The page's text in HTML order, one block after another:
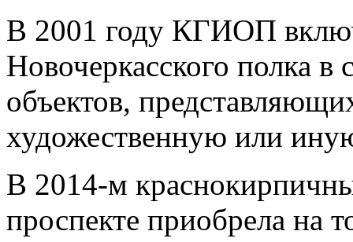
В 2001 году КГИОП
Новочеркасского полка
объектов,
художественную или
В 2014-м
проспекте приобрела на